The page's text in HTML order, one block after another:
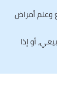
وعلم أمراض
أو إذا